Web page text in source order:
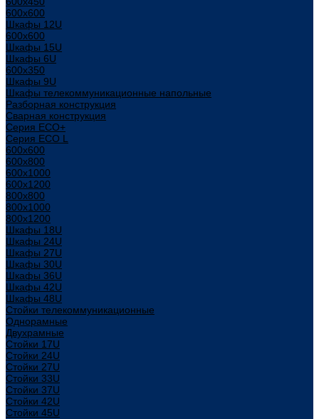
600x600
Шкафы 12U
600x600
Шкафы 15U
Шкафы 6U
600x350
Шкафы 9U
Шкафы телекоммуникационные напольные
Разборная конструкция
Сварная конструкция
Серия ECO+
Серия ECO L
600x600
600x800
600х1000
600х1200
800x800
800х1000
800х1200
Шкафы 18U
Шкафы 24U
Шкафы 27U
Шкафы 30U
Шкафы 36U
Шкафы 42U
Шкафы 48U
Стойки телекоммуникационные
Однорамные
Двухрамные
Стойки 17U
Стойки 24U
Стойки 27U
Стойки 33U
Стойки 37U
Стойки 42U
Стойки 45U